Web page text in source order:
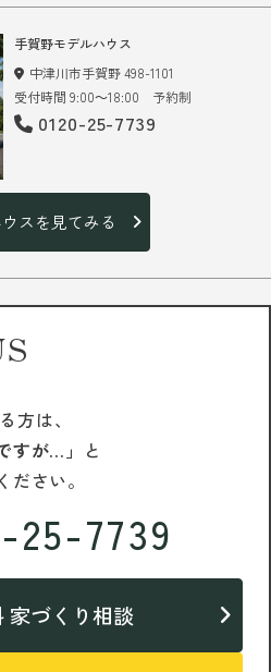
手賀野モデルハウス
中津川市手賀野 498-1101
受付時間 9:00～18:00 予約制
0120-25-7739
スを見てみる
方は、
すが…」 と
さい。
25-7739
家づくり相談